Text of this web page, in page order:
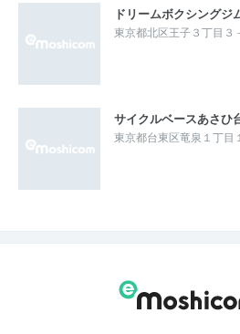
ドリームボクシングジ
東京都北区王子３丁目３
サイクルベースあさひ
東京都台東区竜泉１丁目